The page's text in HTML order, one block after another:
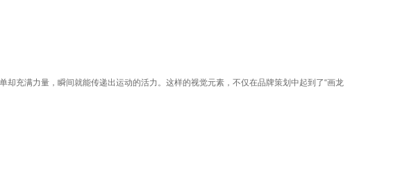
充满力量，瞬间就能传递出运动的活力。这样的视觉元素，不仅在品牌策划中起到了“画龙